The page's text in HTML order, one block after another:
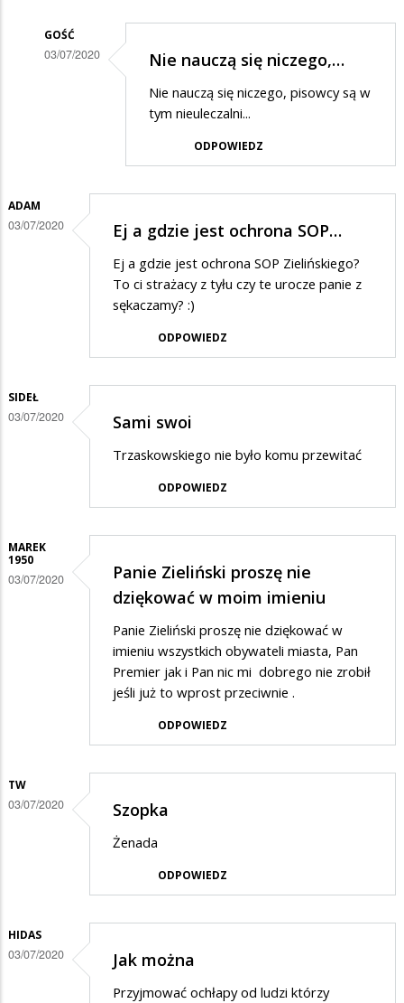
GOŚĆ
03/07/2020
Mateuszka
ustaczka
Nie nauczą się niczego,…
Nie nauczą się niczego, pisowcy są w
tym nieuleczalni...
ODPOWIEDZ
ADAM
03/07/2020 Ej a gdzie jest ochrona SOP…
Ej a gdzie jest ochrona SOP Zielińskiego?
To ci strażacy z tyłu czy te urocze panie z
sękaczamy? :)
ODPOWIEDZ
SIDEŁ
03/07/2020 Sami swoi
Trzaskowskiego nie było komu przewitać
ODPOWIEDZ
MAREK
1950
03/07/2020
Panie Zieliński proszę nie
dziękować w moim imieniu
Panie Zieliński proszę nie dziękować w
imieniu wszystkich obywateli miasta, Pan
Premier jak i Pan nic mi dobrego nie zrobił
jeśli już to wprost przeciwnie .
ODPOWIEDZ
TW
03/07/2020 Szopka
Żenada
ODPOWIEDZ
HIDAS
03/07/2020 Jak można
Przyjmować ochłapy od ludzi którzy